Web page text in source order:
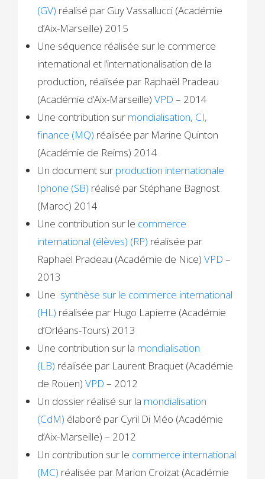
(GV) réalisé par Guy Vassallucci (Académie
d’Aix-Marseille) 2015
Une séquence réalisée sur le commerce
international et l’internationalisation de la
production, réalisée par Raphaël Pradeau
(Académie d’Aix-Marseille)VPD – 2014
Une contribution sur mondialisation, CI,
finance (MQ) réalisée par Marine Quinton
(Académie de Reims) 2014
Un document sur production internationale
Iphone (SB) réalisé par Stéphane Bagnost
(Maroc) 2014
Une contribution sur le commerce
international (élèves) (RP) réalisée par
Raphaël Pradeau (Académie de Nice)VPD –
2013
Une synthèse sur le commerce international
(HL) réalisée par Hugo Lapierre (Académie
d’Orléans-Tours) 2013
Une contribution sur la mondialisation
(LB) réalisée par Laurent Braquet (Académie
de Rouen)VPD – 2012
Un dossier réalisé sur la mondialisation
(CdM) élaboré par Cyril Di Méo (Académie
d’Aix-Marseille) – 2012
Un contribution sur le commerce international
(MC) réalisée par Marion Croizat (Académie